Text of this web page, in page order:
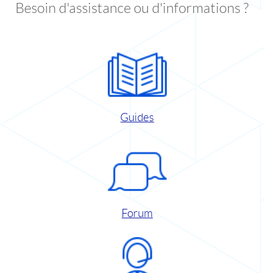
Besoin d'assistance ou d'informations ?
Guides
Forum